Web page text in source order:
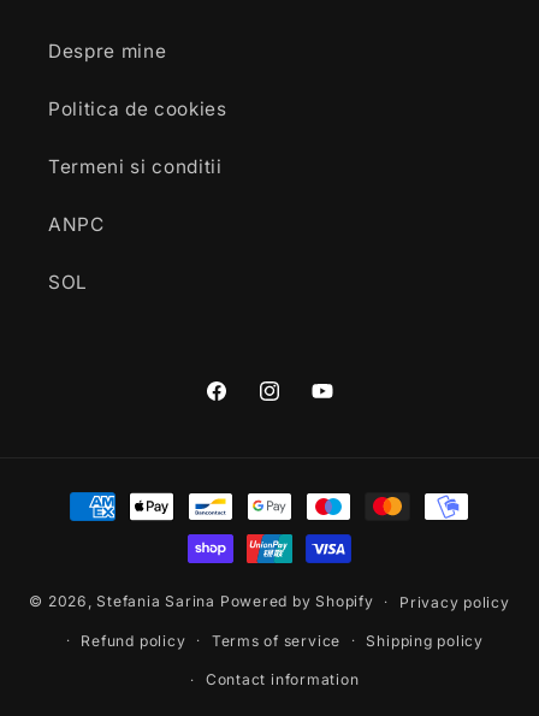
Despre mine
Politica de cookies
Termeni si conditii
ANPC
SOL
FacebookInstagramYouTube
Payment
methods
© 2026, Stefania Sarina Powered by Shopify Privacy policy
Refund policy Terms of service Shipping policy
Contact information